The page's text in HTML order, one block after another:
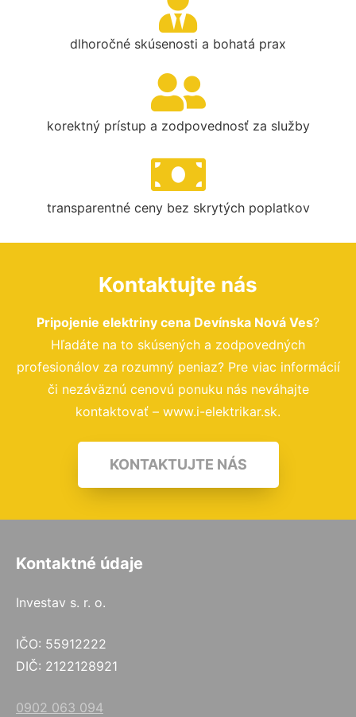
dlhoročné skúsenosti a bohatá prax
korektný prístup a zodpovednosť za služby
transparentné ceny bez skrytých poplatkov
Kontaktujte nás
Pripojenie elektriny cena Devínska Nová Ves?
Hľadáte na to skúsených a zodpovedných
profesionálov za rozumný peniaz? Pre viac informácií
či nezáväznú cenovú ponuku nás neváhajte
kontaktovať – www.i-elektrikar.sk.
KONTAKTUJTE NÁS
Kontaktné údaje
Investav s. r. o.
IČO: 55912222
DIČ: 2122128921
0902 063 094